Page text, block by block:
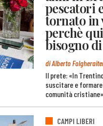
pescatori
tornato in
perchè
bisogno
di Alberto
Il prete: «In
suscitare e
comunità cristiane»
CAMPI LIBERI